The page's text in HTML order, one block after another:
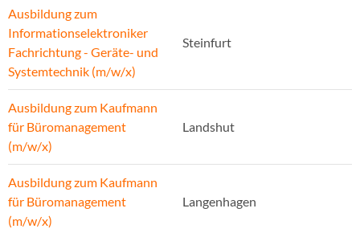
Ausbildung zum
Informationselektroniker
Fachrichtung - Geräte- und
Systemtechnik (m/w/x)
Steinfurt
Ausbildung zum Kaufmann
für Büromanagement
(m/w/x)
Landshut
Ausbildung zum Kaufmann
für Büromanagement
(m/w/x)
Langenhagen